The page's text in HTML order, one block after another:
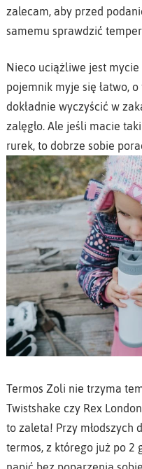
zalecam, aby przed
samemu sprawdzić
Nieco uciążliwe jest
pojemnik myje się łatwo,
dokładnie wyczyścić w
zalęgło. Ale jeśli macie
rurek, to dobrze sobie
Termos Zoli nie trzyma
Twistshake czy Rex
to zaleta! Przy młodszych
termos, z którego już po 2